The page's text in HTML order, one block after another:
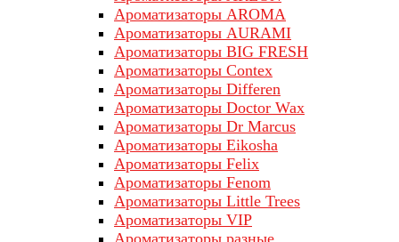
Ароматизаторы AROMA
Ароматизаторы AURAMI
Ароматизаторы BIG FRESH
Ароматизаторы Contex
Ароматизаторы Differen
Ароматизаторы Doctor Wax
Ароматизаторы Dr Marcus
Ароматизаторы Eikosha
Ароматизаторы Felix
Ароматизаторы Fenom
Ароматизаторы Little Trees
Ароматизаторы VIP
Ароматизаторы разные